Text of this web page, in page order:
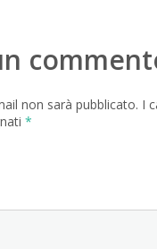
non sarà pubblicato. I
*